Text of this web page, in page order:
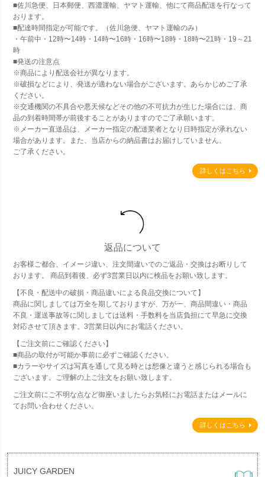
■佐川急便、日本郵便、西濃運輸、ヤマト運輸、他にて商品配送を行なって
おります。
■配達時間指定が可能です。（佐川急便、ヤマト運輸のみ）
・午前中・12時〜14時・14時〜16時・16時〜18時・18時〜21時・19～21
時
■発送の注意点
※商品により配送会社が異なります。
※破損などにより、発送が適わない場合がございます。あらかじめご了承
ください。
※交通機関の不具合や悪天候などその他の不可抗力が生じた場合には、商
品の到着時間帯が前後することがありますのでご了承願います。
※メーカー直送品は、メーカー指定の配送業者となり日時指定が承れない
場合があります。また、当店からの納品書はお届けしていません。
ご了承ください。
詳しくはこちら
返品について
お客様ご都合、イメージ違い、注文間違いでのご返品・交換はお断りして
おります。 商品到着後、必ず3営業日以内に検品をお願い致します。
【不良・配送中の破損・商品違いによる良品交換について】
商品に関しましては万全を期しておりますが、万が一、商品間違い・商品
不良・運送事故等に関しましては送料・手数料を当店負担にて早急に交換
対応させて頂きます。3営業日以内にお電話ください。
【ご注文前にご確認ください】
■商品の取付が可能か事前に必ずご確認ください。
■カラーやサイズは写真を通して見る時とは想像と違うと感じられる場合も
ございます。ご理解の上ご注文をお願い致します。
ご注文前にご不明な点など御座いましたらお気軽にお電話またはメールに
てお問い合わせください。
詳しくはこちら
JUICY GARDEN